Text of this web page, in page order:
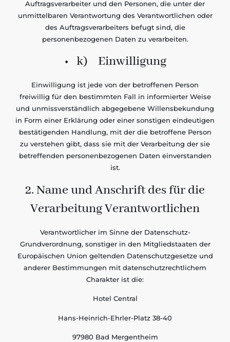
Auftragsverarbeiter und den Personen, die unter der
unmittelbaren Verantwortung des Verantwortlichen oder
des Auftragsverarbeiters befugt sind, die
personenbezogenen Daten zu verarbeiten.
• k) Einwilligung
Einwilligung ist jede von der betroffenen Person
freiwillig für den bestimmten Fall in informierter Weise
und unmissverständlich abgegebene Willensbekundung
in Form einer Erklärung oder einer sonstigen eindeutigen
bestätigenden Handlung, mit der die betroffene Person
zu verstehen gibt, dass sie mit der Verarbeitung der sie
betreffenden personenbezogenen Daten einverstanden
ist.
2. Name und Anschrift des für die
Verarbeitung Verantwortlichen
Verantwortlicher im Sinne der Datenschutz-
Grundverordnung, sonstiger in den Mitgliedstaaten der
Europäischen Union geltenden Datenschutzgesetze und
anderer Bestimmungen mit datenschutzrechtlichem
Charakter ist die:
Hotel Central
Hans-Heinrich-Ehrler-Platz 38-40
97980 Bad Mergentheim